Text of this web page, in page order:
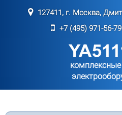
127411, г. Москва,
+7 (495) 971-56-